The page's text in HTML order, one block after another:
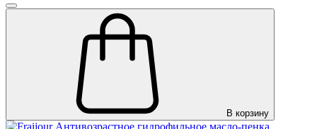
В корзину